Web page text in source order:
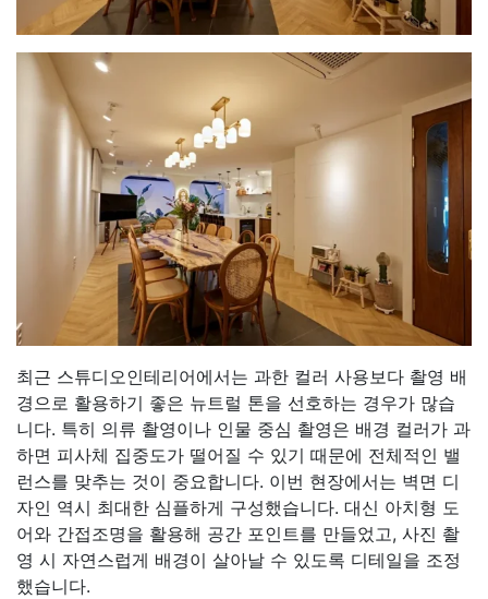
최근 스튜디오인테리어에서는 과한 컬러 사용보다 촬영 배
경으로 활용하기 좋은 뉴트럴 톤을 선호하는 경우가 많습
니다. 특히 의류 촬영이나 인물 중심 촬영은 배경 컬러가 과
하면 피사체 집중도가 떨어질 수 있기 때문에 전체적인 밸
런스를 맞추는 것이 중요합니다. 이번 현장에서는 벽면 디
자인 역시 최대한 심플하게 구성했습니다. 대신 아치형 도
어와 간접조명을 활용해 공간 포인트를 만들었고, 사진 촬
영 시 자연스럽게 배경이 살아날 수 있도록 디테일을 조정
했습니다.